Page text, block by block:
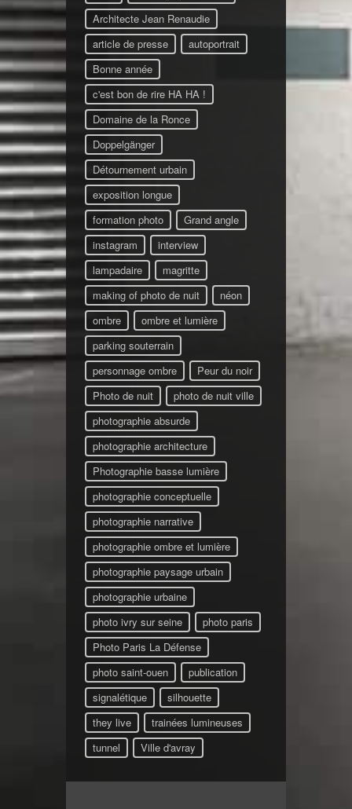
Architecte Jean Renaudie
article de presse
autoportrait
Bonne année
c'est bon de rire HA HA !
Domaine de la Ronce
Doppelgänger
Détournement urbain
exposition longue
formation photo
Grand angle
instagram
interview
lampadaire
magritte
making of photo de nuit
néon
ombre
ombre et lumière
parking souterrain
personnage ombre
Peur du noir
Photo de nuit
photo de nuit ville
photographie absurde
photographie architecture
Photographie basse lumière
photographie conceptuelle
photographie narrative
photographie ombre et lumière
photographie paysage urbain
photographie urbaine
photo ivry sur seine
photo paris
Photo Paris La Défense
photo saint-ouen
publication
signalétique
silhouette
they live
trainées lumineuses
tunnel
Ville d'avray